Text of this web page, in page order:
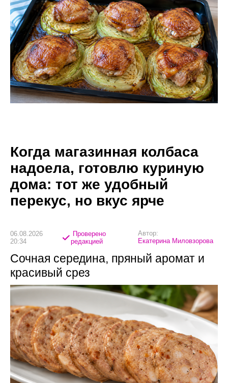
Когда магазинная колбаса
надоела, готовлю куриную
дома: тот же удобный
перекус, но вкус ярче
06.08.2026
20:34
Проверено
редакцией
Автор:
Екатерина Миловзорова
Сочная середина, пряный аромат и
красивый срез